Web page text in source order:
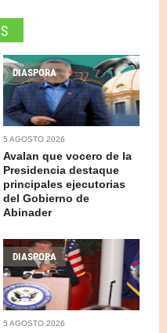
DIASPORA
5 AGOSTO 2026
Avalan que vocero de la
Presidencia destaque
principales ejecutorias
del Gobierno de
Abinader
DIASPORA
5 AGOSTO 2026